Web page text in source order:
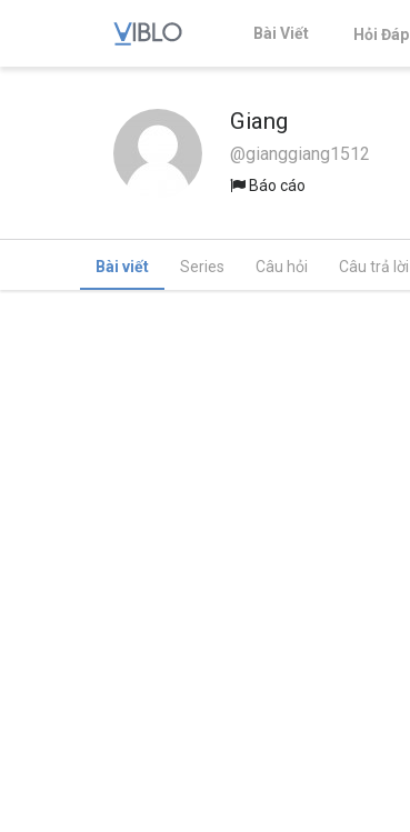
Bài Viết Hỏi Đáp
Giang
@gianggiang1512
Báo cáo
Bài viết Series Câu hỏi Câu trả lời